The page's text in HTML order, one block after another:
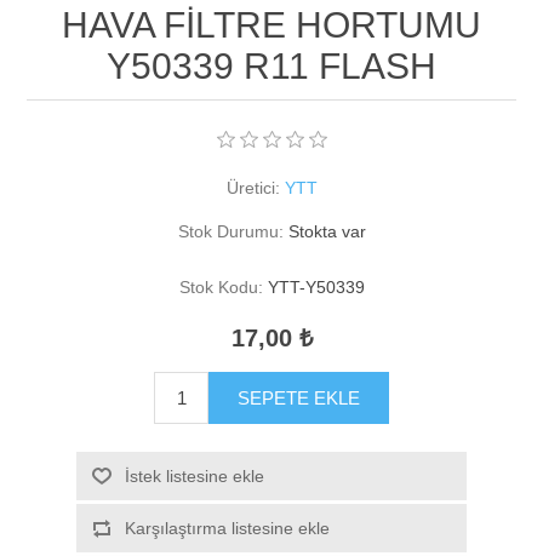
HAVA FİLTRE HORTUMU
Y50339 R11 FLASH
Üretici: YTT
Stok Durumu: Stokta var
Stok Kodu: YTT-Y50339
17,00 ₺
SEPETE EKLE
İstek listesine ekle
Karşılaştırma listesine ekle